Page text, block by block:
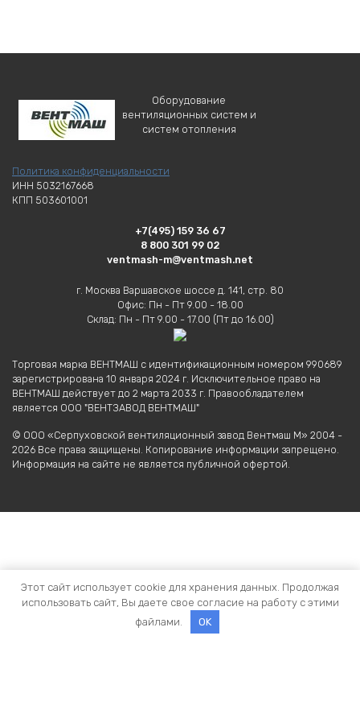
Оборудование
вентиляционных систем и
систем отопления
Политика конфиденциальности
ИНН 5032167668
КПП 503601001
+7(495) 159 36 67
8 800 301 99 02
ventmash-m@ventmash.net
г. Москва Варшавское шоссе д. 141, стр. 80
Офис: Пн - Пт 9.00 - 18.00
Склад: Пн - Пт 9.00 - 17.00 (Пт до 16.00)
Торговая марка ВЕНТМАШ с идентификационным номером 990689
зарегистрирована 10 января 2024 г. Исключительное право на
ВЕНТМАШ действует до 2 марта 2033 г. Правообладателем
является ООО "ВЕНТЗАВОД ВЕНТМАШ"
© ООО «Серпуховской вентиляционный завод Вентмаш М» 2004 -
2026 Все права защищены. Копирование информации запрещено.
Информация на сайте не является публичной офертой.
Этот сайт использует cookie для хранения данных. Продолжая
использовать сайт, Вы даете свое согласие на работу с этими
файлами.
OK